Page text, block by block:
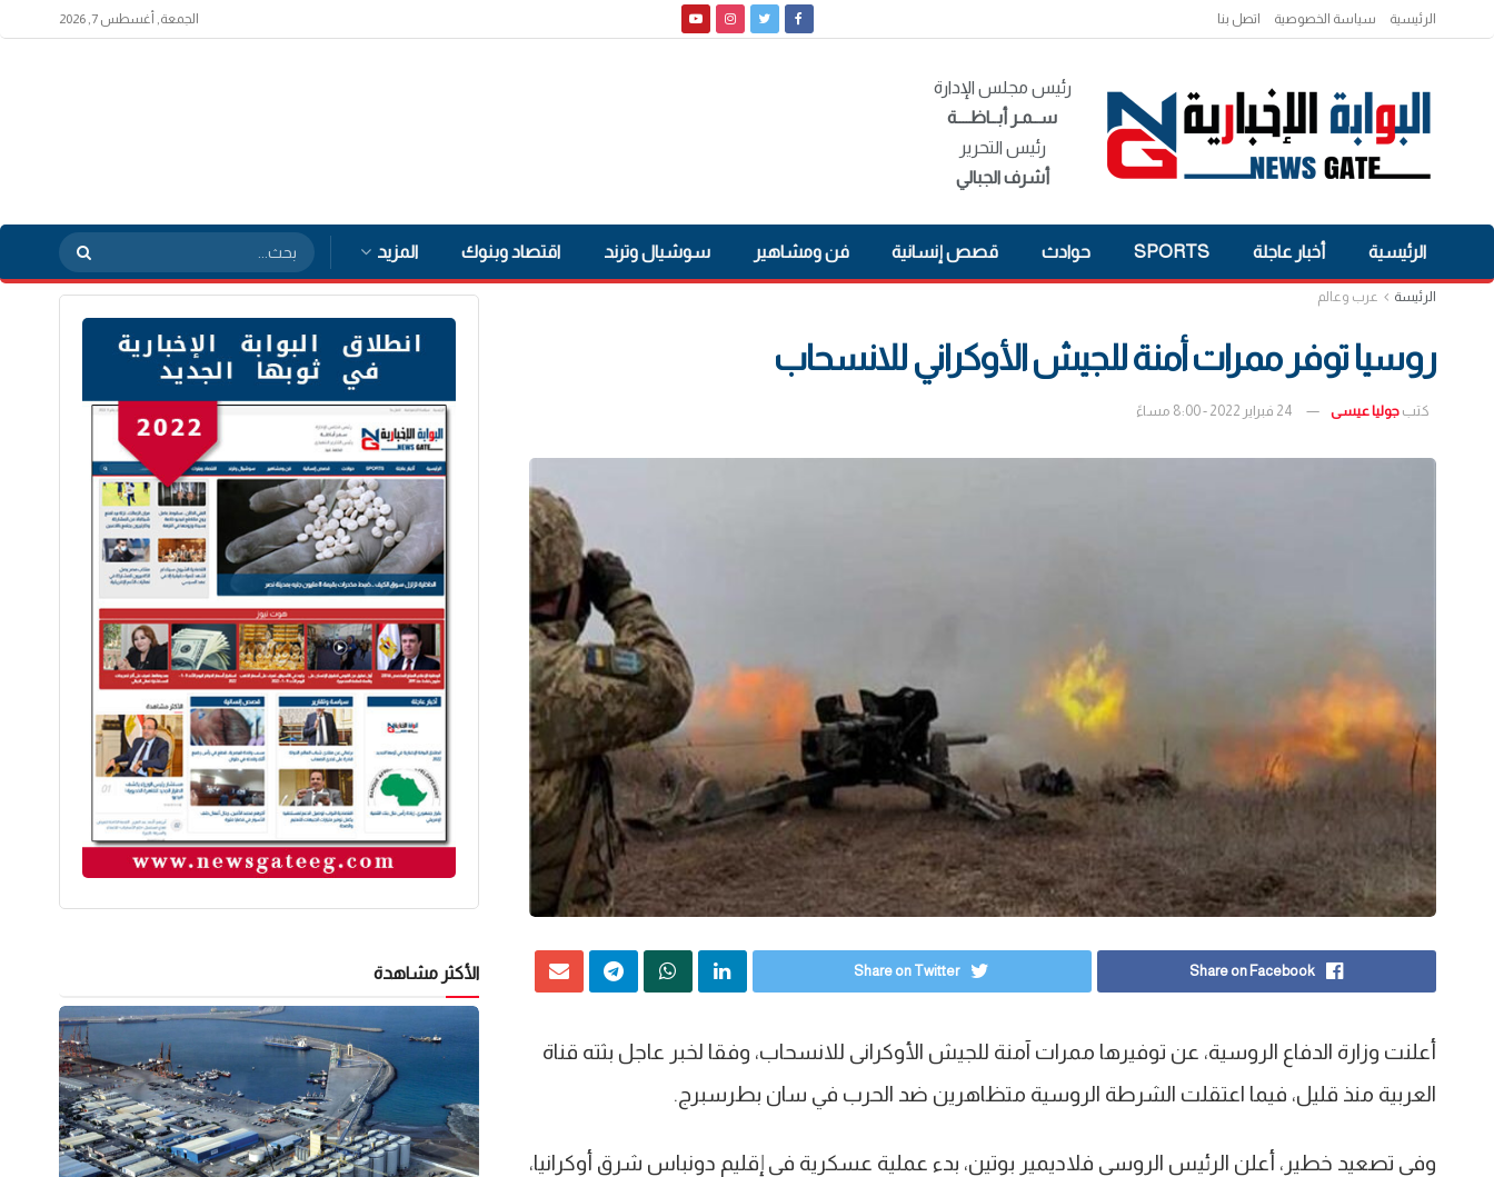
الرئيسية سياسة الخصوصية اتصل بنا الجمعة, أغسطس 7, 2026
رئيس مجلس الإدارة
ســمـر أبــاظــــة
رئيس التحرير
أشرف الجبالي
الرئيسية أخبار عاجلة SPORTS حوادث قصص إنسانية فن ومشاهير سوشيال وترند اقتصاد وبنوك المزيد
الرئيسة عرب وعالم
روسيا توفر ممرات أمنة للجيش الأوكراني للانسحاب
كتب جوليا عيسى 24 فبراير 2022 - 8:00 مساءً
Share on Facebook
Share on Twitter
أعلنت وزارة الدفاع الروسية، عن توفيرها ممرات آمنة للجيش الأوكرانى للانسحاب، وفقا لخبر عاجل بثته قناة
العربية منذ قليل، فيما اعتقلت الشرطة الروسية متظاهرين ضد الحرب في سان بطرسبرج.
وفى تصعيد خطير، أعلن الرئيس الروسى فلاديمير بوتين، بدء عملية عسكرية فى إقليم دونباس شرق أوكرانيا،
الأكثر مشاهدة